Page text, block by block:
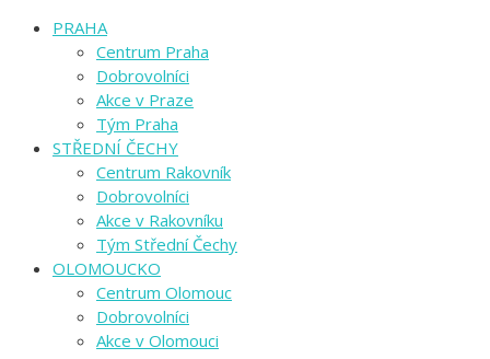
PRAHA
Centrum Praha
Dobrovolníci
Akce v Praze
Tým Praha
STŘEDNÍ ČECHY
Centrum Rakovník
Dobrovolníci
Akce v Rakovníku
Tým Střední Čechy
OLOMOUCKO
Centrum Olomouc
Dobrovolníci
Akce v Olomouci